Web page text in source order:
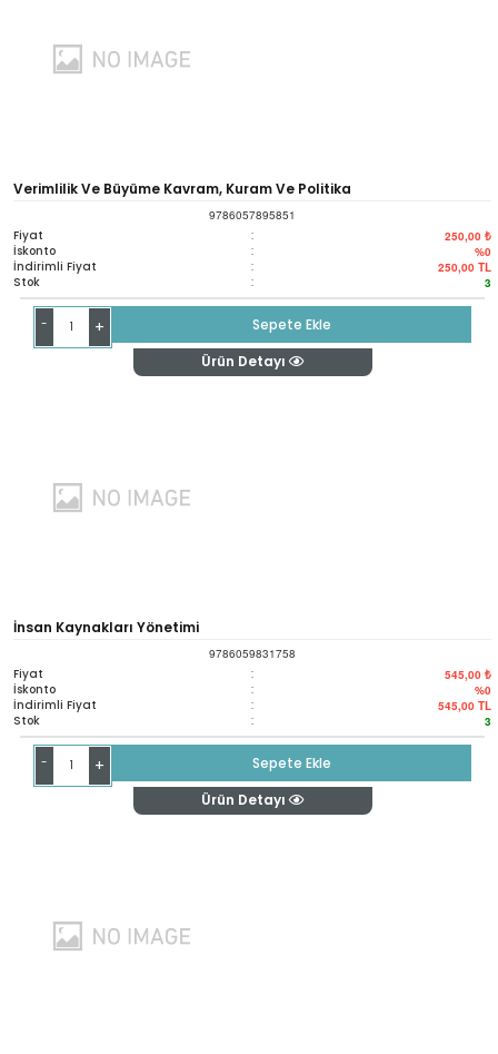
Verimlilik Ve Büyüme Kavram, Kuram Ve Politika
9786057895851
Fiyat : 250,00 ₺
İskonto : %0
İndirimli Fiyat : 250,00 TL
Stok : 3
- +
Sepete Ekle
Ürün Detayı
İnsan Kaynakları Yönetimi
9786059831758
Fiyat : 545,00 ₺
İskonto : %0
İndirimli Fiyat : 545,00 TL
Stok : 3
- +
Sepete Ekle
Ürün Detayı